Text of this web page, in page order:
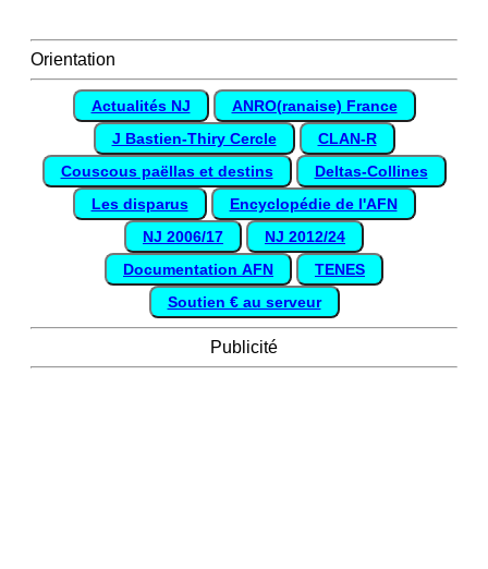
Orientation
Actualités NJ
ANRO(ranaise) France
J Bastien-Thiry Cercle
CLAN-R
Couscous paëllas et destins
Deltas-Collines
Les disparus
Encyclopédie de l'AFN
NJ 2006/17
NJ 2012/24
Documentation AFN
TENES
Soutien € au serveur
Publicité